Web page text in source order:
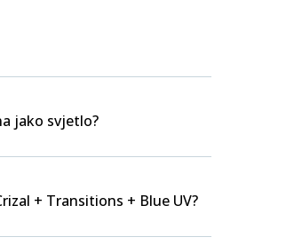
jako svjetlo?
+ Transitions + Blue UV?